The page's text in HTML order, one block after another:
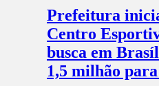
Prefeitura
Centro
busca em
1,5 milhão